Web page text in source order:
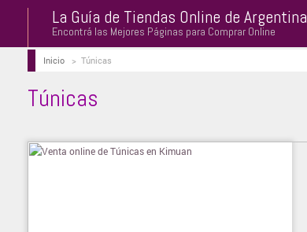
La Guía de Tiendas Online de Argentina
Encontrá las Mejores Páginas para Comprar Online
Inicio> Túnicas
Túnicas